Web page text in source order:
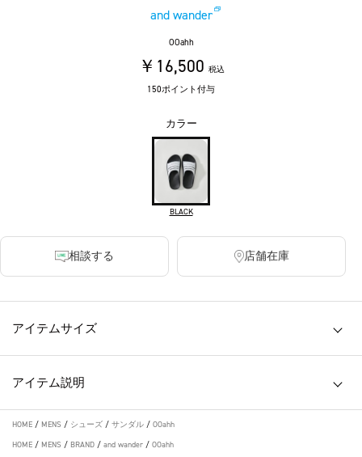
and wander
OOahh
￥16,500 税込
150ポイント付与
カラー
BLACK
相談する 店舗在庫
アイテムサイズ
アイテム説明
HOME / MENS / シューズ / サンダル / OOahh
HOME / MENS / BRAND / and wander / OOahh